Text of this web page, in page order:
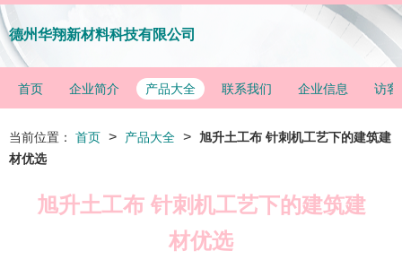
德州华翔新材料科技有限公司
首页 企业简介 产品大全 联系我们 企业信息 访客
当前位置： 首页 > 产品大全 > 旭升土工布 针刺机工艺下的建筑建
材优选
旭升土工布 针刺机工艺下的建筑建
材优选